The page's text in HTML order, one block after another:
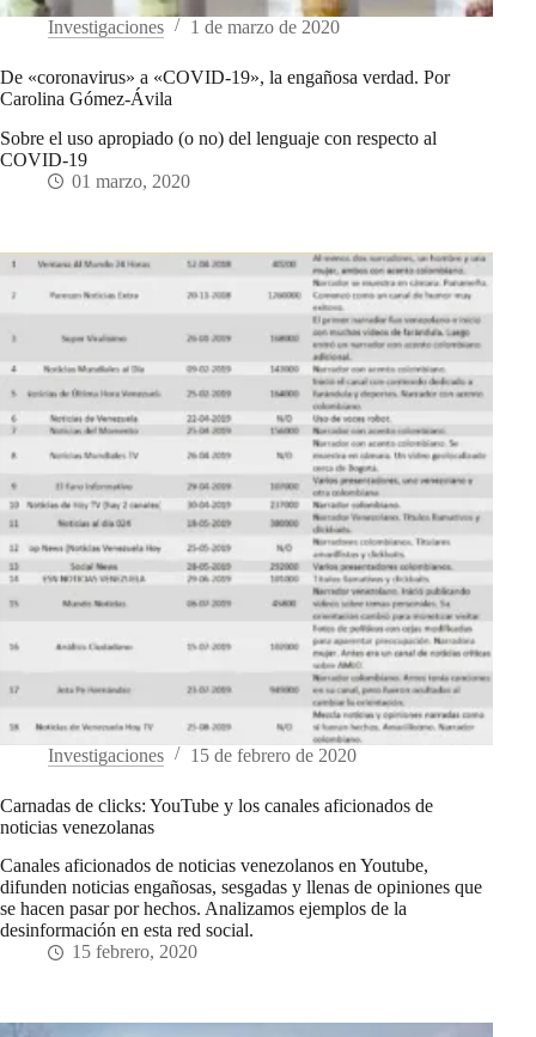
Investigaciones 1 de marzo de 2020
De «coronavirus» a «COVID-19», la engañosa verdad. Por
Carolina Gómez-Ávila
Sobre el uso apropiado (o no) del lenguaje con respecto al
COVID-19
01 marzo, 2020
Investigaciones 15 de febrero de 2020
Carnadas de clicks: YouTube y los canales aficionados de
noticias venezolanas
Canales aficionados de noticias venezolanos en Youtube,
difunden noticias engañosas, sesgadas y llenas de opiniones que
se hacen pasar por hechos. Analizamos ejemplos de la
desinformación en esta red social.
15 febrero, 2020